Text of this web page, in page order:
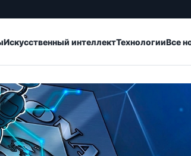
Искусственный интеллектТехнологииВсе